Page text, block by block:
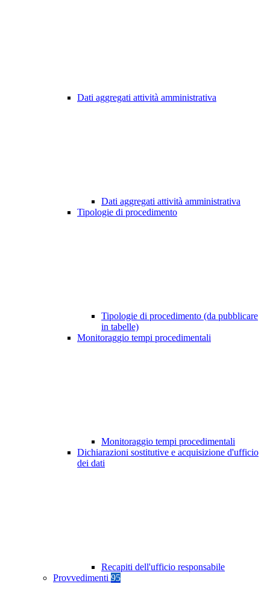
Dati aggregati attività amministrativa
Dati aggregati attività amministrativa
Tipologie di procedimento
Tipologie di procedimento (da pubblicare
in tabelle)
Monitoraggio tempi procedimentali
Monitoraggio tempi procedimentali
Dichiarazioni sostitutive e acquisizione d'ufficio
dei dati
Recapiti dell'ufficio responsabile
Provvedimenti 95